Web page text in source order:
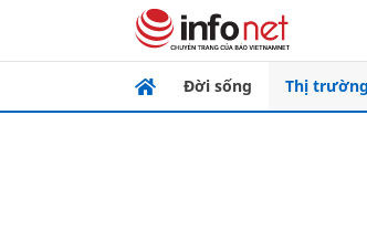
Đời sống Thị trường